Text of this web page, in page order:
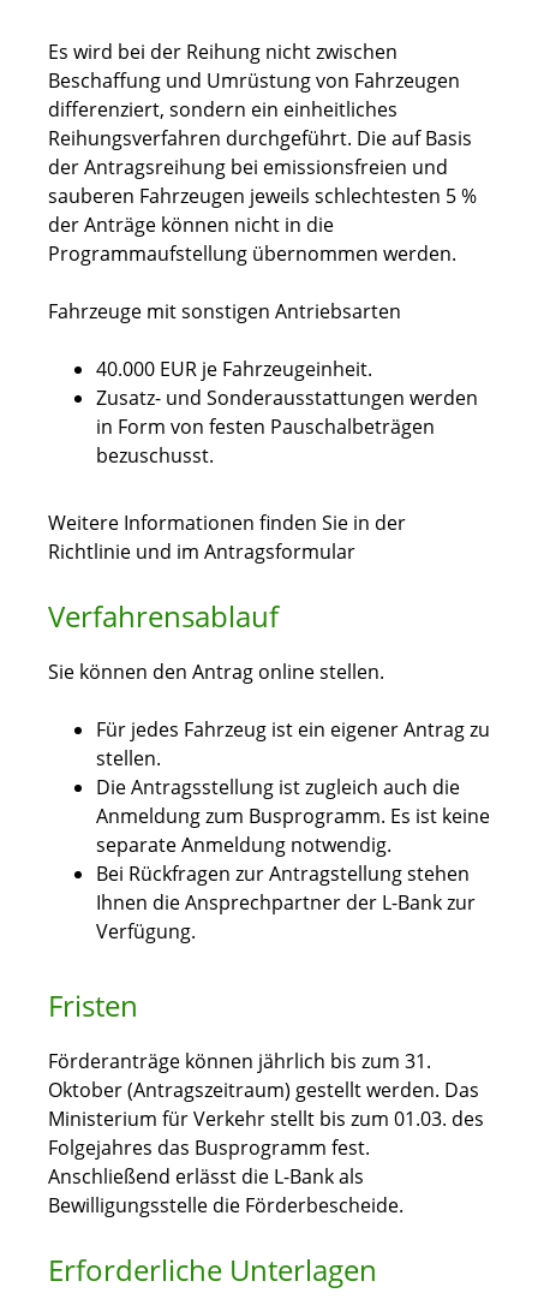
Es wird bei der Reihung nicht zwischen
Beschaffung und Umrüstung von Fahrzeugen
differenziert, sondern ein einheitliches
Reihungsverfahren durchgeführt. Die auf Basis
der Antragsreihung bei emissionsfreien und
sauberen Fahrzeugen jeweils schlechtesten 5 %
der Anträge können nicht in die
Programmaufstellung übernommen werden.
Fahrzeuge mit sonstigen Antriebsarten
40.000 EUR je Fahrzeugeinheit.
Zusatz- und Sonderausstattungen werden
in Form von festen Pauschalbeträgen
bezuschusst.
Weitere Informationen finden Sie in der
Richtlinie und im Antragsformular
Verfahrensablauf
Sie können den Antrag online stellen.
Für jedes Fahrzeug ist ein eigener Antrag zu
stellen.
Die Antragsstellung ist zugleich auch die
Anmeldung zum Busprogramm. Es ist keine
separate Anmeldung notwendig.
Bei Rückfragen zur Antragstellung stehen
Ihnen die Ansprechpartner der L-Bank zur
Verfügung.
Fristen
Förderanträge können jährlich bis zum 31.
Oktober (Antragszeitraum) gestellt werden. Das
Ministerium für Verkehr stellt bis zum 01.03. des
Folgejahres das Busprogramm fest.
Anschließend erlässt die L-Bank als
Bewilligungsstelle die Förderbescheide.
Erforderliche Unterlagen